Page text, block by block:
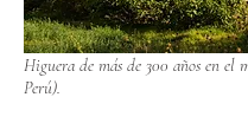
Higuera de más de 300 años en el
Perú).